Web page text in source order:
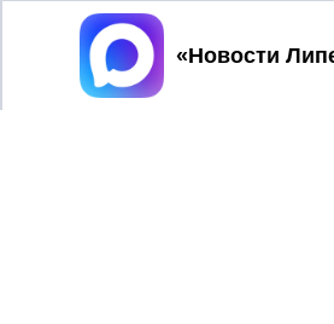
Принять